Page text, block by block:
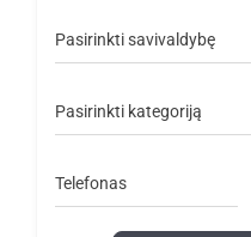
Pasirinkti savivaldybę
Pasirinkti kategoriją
Telefonas